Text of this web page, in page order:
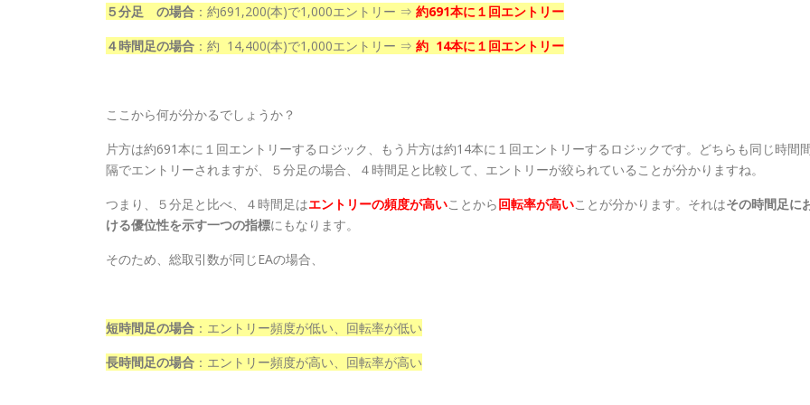
５分足 の場合 ：約691,200(本)で1,000エントリー ⇒ 約691本に１回エントリー
４時間足の場合 ：約 14,400(本)で1,000エントリー ⇒ 約 14本に１回エントリー
ここから何が分かるでしょうか？
片方は約691本に１回エントリーするロジック、もう片方は約14本に１回エントリーするロジックです。どちらも同じ時間
隔でエントリーされますが、５分足の場合、４時間足と比較して、エントリーが絞られていることが分かりますね。
つまり、５分足と比べ、４時間足はエントリーの頻度が高いことから回転率が高いことが分かります。それはその時間足に
ける優位性を示す一つの指標にもなります。
そのため、総取引数が同じEAの場合、
短時間足の場合 ：エントリー頻度が低い、回転率が低い
長時間足の場合 ：エントリー頻度が高い、回転率が高い